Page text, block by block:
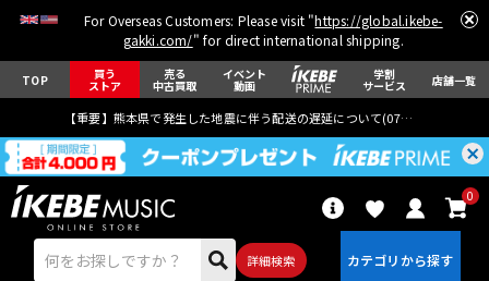
For Overseas Customers: Please visit "https://global.ikebe-
gakki.com/" for direct international shipping.
TOP 買う
ストア
売る
中古買取
イベント
動画
学割
サービス 店舗一覧
【重要】熊本県で発生した地震に伴う配送の遅延について(07月29日
詳細検索
0